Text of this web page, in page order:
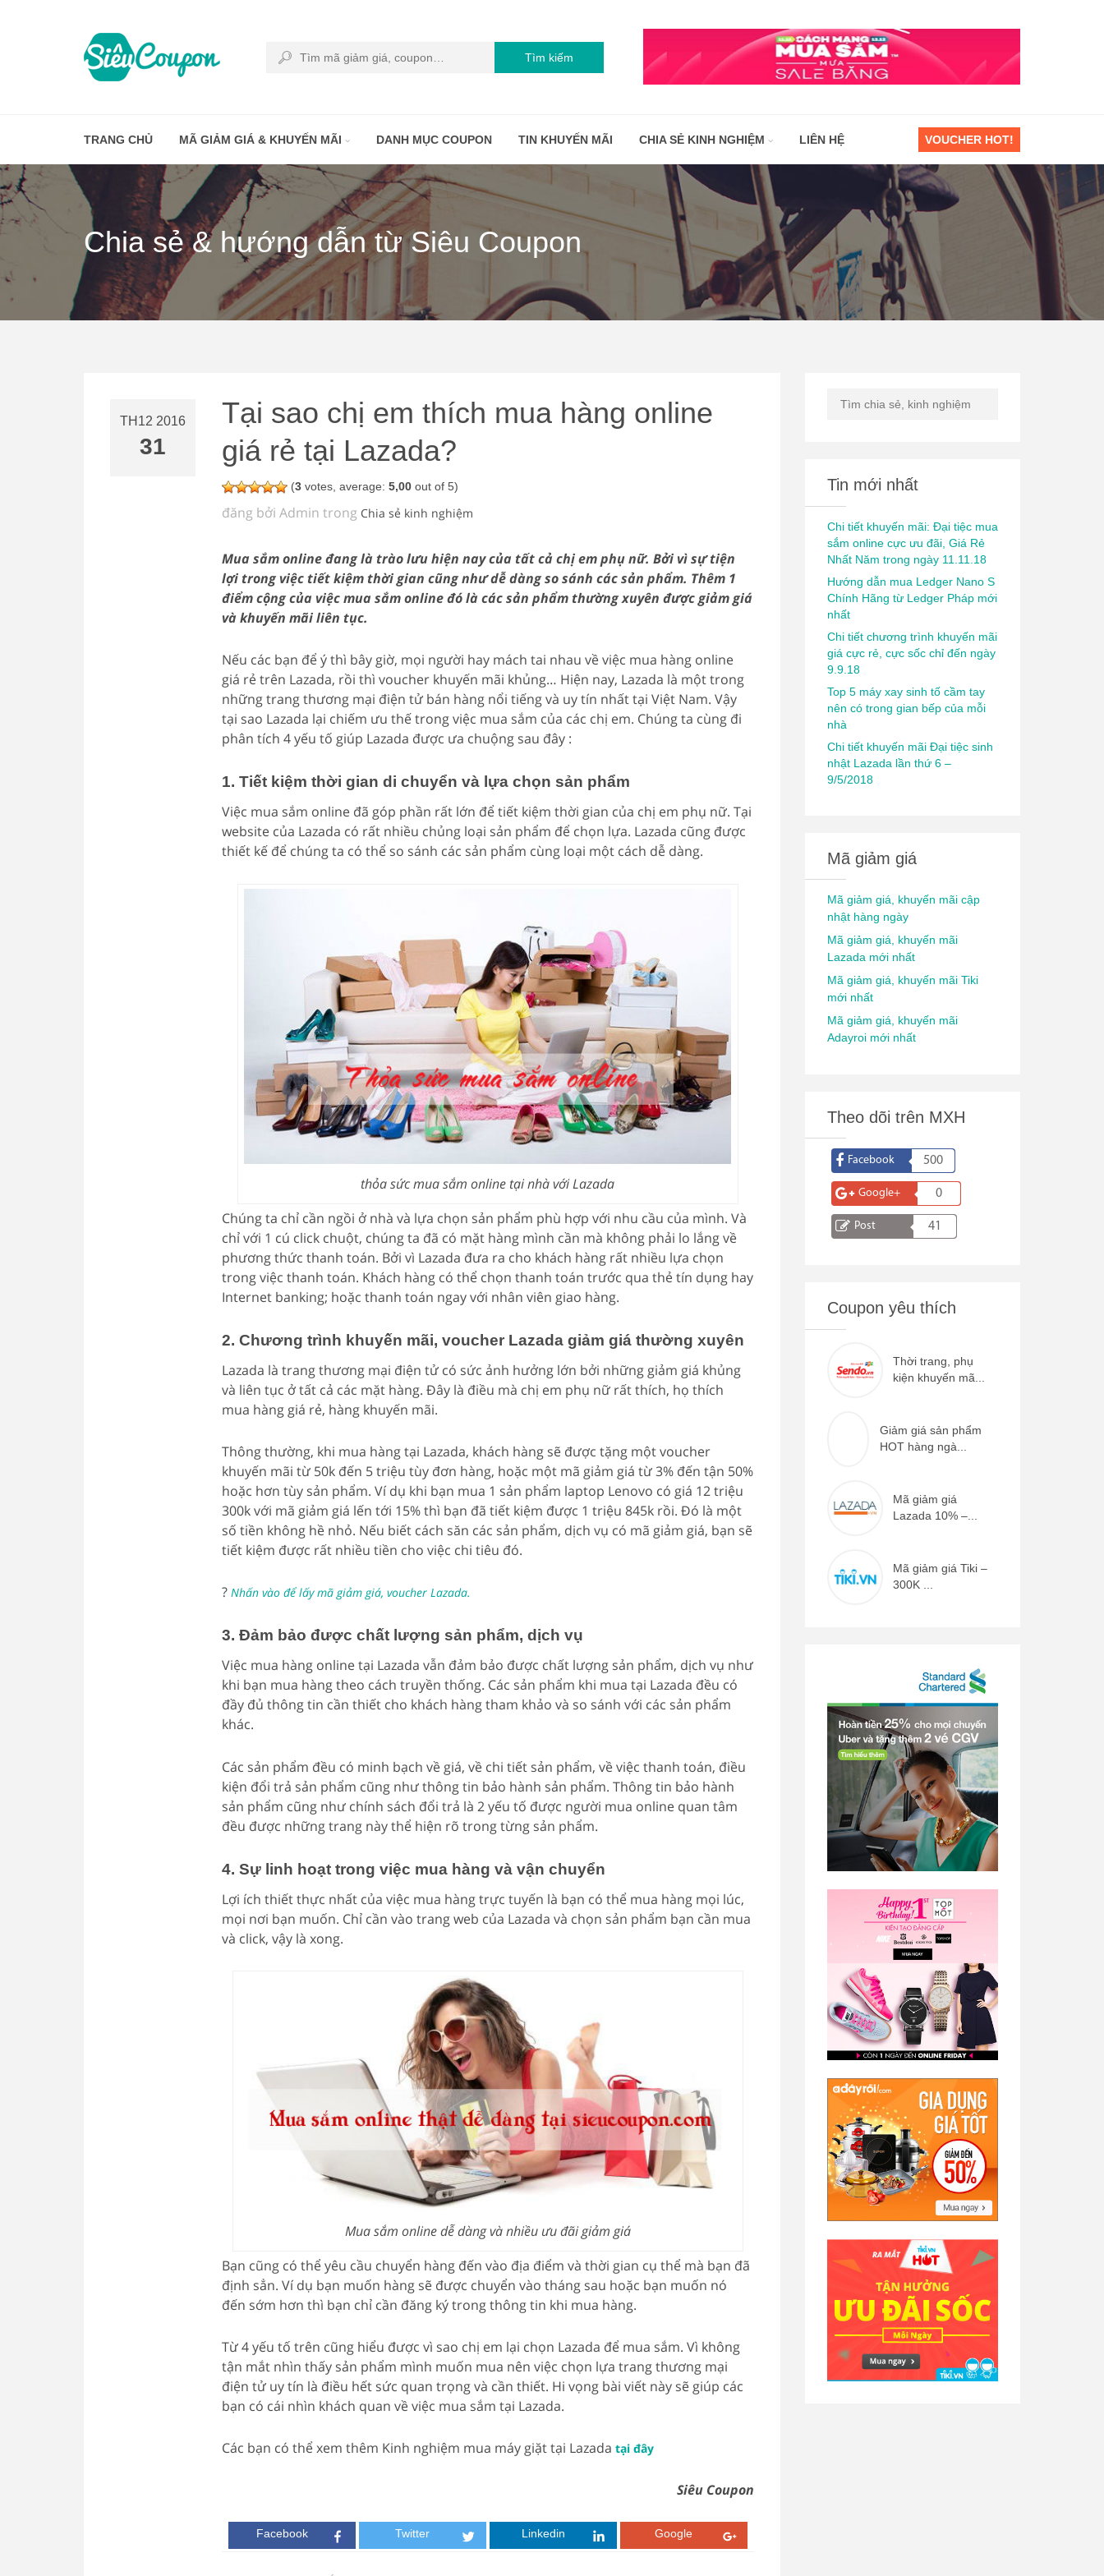
Tìm kiếm
TRANG CHỦ MÃ GIẢM GIÁ & KHUYẾN MÃI DANH MỤC COUPON TIN KHUYẾN MÃI CHIA SẺ KINH NGHIỆM LIÊN HỆ VOUCHER HOT!
Chia sẻ & hướng dẫn từ Siêu Coupon
TH12 2016
31
Tại sao chị em thích mua hàng online
giá rẻ tại Lazada?
(3votes, average: 5,00out of 5)
đăng bởi Admin trong Chia sẻ kinh nghiệm
Mua sắm online đang là trào lưu hiện nay của tất cả chị em phụ nữ. Bởi vì sự tiện
lợi trong việc tiết kiệm thời gian cũng như dễ dàng so sánh các sản phẩm. Thêm 1
điểm cộng của việc mua sắm online đó là các sản phẩm thường xuyên được giảm giá
và khuyến mãi liên tục.
Nếu các bạn để ý thì bây giờ, mọi người hay mách tai nhau về việc mua hàng online
giá rẻ trên Lazada, rồi thì voucher khuyến mãi khủng… Hiện nay, Lazada là một trong
những trang thương mại điện tử bán hàng nổi tiếng và uy tín nhất tại Việt Nam. Vậy
tại sao Lazada lại chiếm ưu thế trong việc mua sắm của các chị em. Chúng ta cùng đi
phân tích 4 yếu tố giúp Lazada được ưa chuộng sau đây :
1. Tiết kiệm thời gian di chuyển và lựa chọn sản phẩm
Việc mua sắm online đã góp phần rất lớn để tiết kiệm thời gian của chị em phụ nữ. Tại
website của Lazada có rất nhiều chủng loại sản phẩm để chọn lựa. Lazada cũng được
thiết kế để chúng ta có thể so sánh các sản phẩm cùng loại một cách dễ dàng.
thỏa sức mua sắm online tại nhà với Lazada
Chúng ta chỉ cần ngồi ở nhà và lựa chọn sản phẩm phù hợp với nhu cầu của mình. Và
chỉ với 1 cú click chuột, chúng ta đã có mặt hàng mình cần mà không phải lo lắng về
phương thức thanh toán. Bởi vì Lazada đưa ra cho khách hàng rất nhiều lựa chọn
trong việc thanh toán. Khách hàng có thể chọn thanh toán trước qua thẻ tín dụng hay
Internet banking; hoặc thanh toán ngay với nhân viên giao hàng.
2. Chương trình khuyến mãi, voucher Lazada giảm giá thường xuyên
Lazada là trang thương mại điện tử có sức ảnh hưởng lớn bởi những giảm giá khủng
và liên tục ở tất cả các mặt hàng. Đây là điều mà chị em phụ nữ rất thích, họ thích
mua hàng giá rẻ, hàng khuyến mãi.
Thông thường, khi mua hàng tại Lazada, khách hàng sẽ được tặng một voucher
khuyến mãi từ 50k đến 5 triệu tùy đơn hàng, hoặc một mã giảm giá từ 3% đến tận 50%
hoặc hơn tùy sản phẩm. Ví dụ khi bạn mua 1 sản phẩm laptop Lenovo có giá 12 triệu
300k với mã giảm giá lến tới 15% thì bạn đã tiết kiệm được 1 triệu 845k rồi. Đó là một
số tiền không hề nhỏ. Nếu biết cách săn các sản phẩm, dịch vụ có mã giảm giá, bạn sẽ
tiết kiệm được rất nhiều tiền cho việc chi tiêu đó.
? Nhấn vào để lấy mã giảm giá, voucher Lazada.
3. Đảm bảo được chất lượng sản phẩm, dịch vụ
Việc mua hàng online tại Lazada vẫn đảm bảo được chất lượng sản phẩm, dịch vụ như
khi bạn mua hàng theo cách truyền thống. Các sản phẩm khi mua tại Lazada đều có
đầy đủ thông tin cần thiết cho khách hàng tham khảo và so sánh với các sản phẩm
khác.
Các sản phẩm đều có minh bạch về giá, về chi tiết sản phẩm, về việc thanh toán, điều
kiện đổi trả sản phẩm cũng như thông tin bảo hành sản phẩm. Thông tin bảo hành
sản phẩm cũng như chính sách đổi trả là 2 yếu tố được người mua online quan tâm
đều được những trang này thể hiện rõ trong từng sản phẩm.
4. Sự linh hoạt trong việc mua hàng và vận chuyển
Lợi ích thiết thực nhất của việc mua hàng trực tuyến là bạn có thể mua hàng mọi lúc,
mọi nơi bạn muốn. Chỉ cần vào trang web của Lazada và chọn sản phẩm bạn cần mua
và click, vậy là xong.
Mua sắm online dễ dàng và nhiều ưu đãi giảm giá
Bạn cũng có thể yêu cầu chuyển hàng đến vào địa điểm và thời gian cụ thể mà bạn đã
định sẳn. Ví dụ bạn muốn hàng sẽ được chuyển vào tháng sau hoặc bạn muốn nó
đến sớm hơn thì bạn chỉ cần đăng ký trong thông tin khi mua hàng.
Từ 4 yếu tố trên cũng hiểu được vì sao chị em lại chọn Lazada để mua sắm. Vì không
tận mắt nhìn thấy sản phẩm mình muốn mua nên việc chọn lựa trang thương mại
điện tử uy tín là điều hết sức quan trọng và cần thiết. Hi vọng bài viết này sẽ giúp các
bạn có cái nhìn khách quan về việc mua sắm tại Lazada.
Các bạn có thể xem thêm Kinh nghiệm mua máy giặt tại Lazada tại đây
Siêu Coupon
Facebook Twitter Linkedin Google
Tin mới nhất
Chi tiết khuyến mãi: Đại tiệc mua
sắm online cực ưu đãi, Giá Rẻ
Nhất Năm trong ngày 11.11.18
Hướng dẫn mua Ledger Nano S
Chính Hãng từ Ledger Pháp mới
nhất
Chi tiết chương trình khuyến mãi
giá cực rẻ, cực sốc chỉ đến ngày
9.9.18
Top 5 máy xay sinh tố cầm tay
nên có trong gian bếp của mỗi
nhà
Chi tiết khuyến mãi Đại tiệc sinh
nhật Lazada lần thứ 6 –
9/5/2018
Mã giảm giá
Mã giảm giá, khuyến mãi cập
nhật hàng ngày
Mã giảm giá, khuyến mãi
Lazada mới nhất
Mã giảm giá, khuyến mãi Tiki
mới nhất
Mã giảm giá, khuyến mãi
Adayroi mới nhất
Theo dõi trên MXH
Facebook 500
Google+ 0
Post 41
Coupon yêu thích
Thời trang, phụ
kiện khuyến mã...
Giảm giá sản phẩm
HOT hàng ngà...
Mã giảm giá
Lazada 10% –...
Mã giảm giá Tiki –
300K ...